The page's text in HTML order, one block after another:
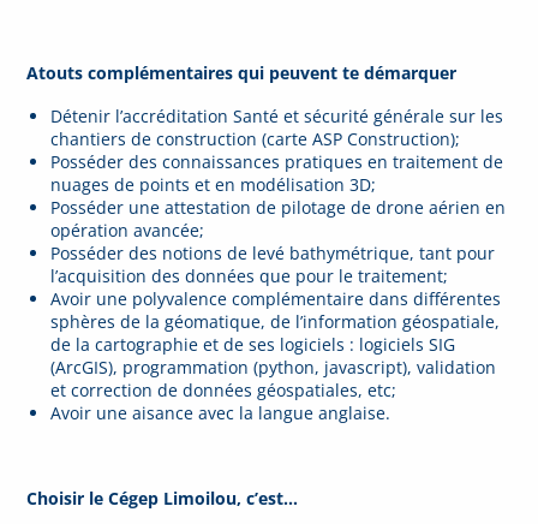
Atouts complémentaires qui peuvent te démarquer
Détenir l’accréditation Santé et sécurité générale sur les
chantiers de construction (carte ASP Construction);
Posséder des connaissances pratiques en traitement de
nuages de points et en modélisation 3D;
Posséder une attestation de pilotage de drone aérien en
opération avancée;
Posséder des notions de levé bathymétrique, tant pour
l’acquisition des données que pour le traitement;
Avoir une polyvalence complémentaire dans différentes
sphères de la géomatique, de l’information géospatiale,
de la cartographie et de ses logiciels : logiciels SIG
(ArcGIS), programmation (python, javascript), validation
et correction de données géospatiales, etc;
Avoir une aisance avec la langue anglaise.
Choisir le Cégep Limoilou, c’est…